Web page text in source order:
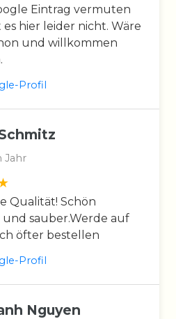
Eintrag vermuten
es hier leider nicht. Wäre
und willkommen
Profil
Jahr
Qualität! Schön
sauber.Werde auf
öfter bestellen
Profil
Nguyen